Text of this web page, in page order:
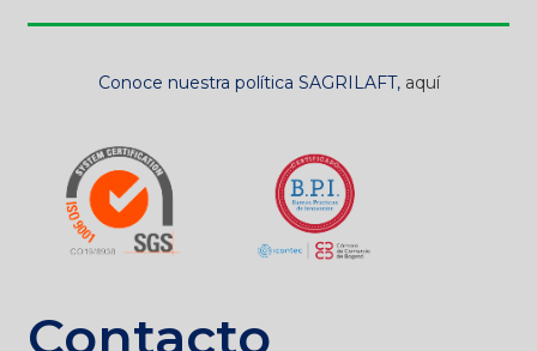
Conoce nuestra política SAGRILAFT, aquí
Contacto